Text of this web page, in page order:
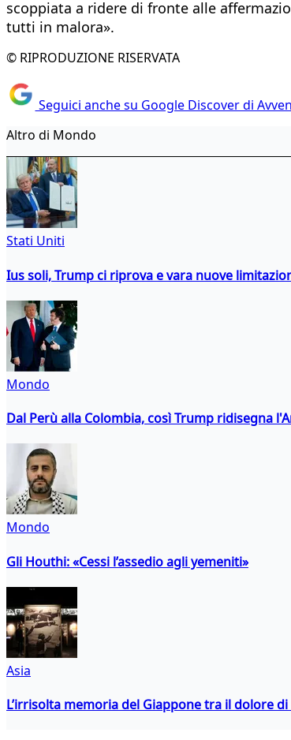
scoppiata a ridere di fronte alle
tutti in malora».
© RIPRODUZIONE RISERVATA
Seguici anche su Google Discover di
Altro di Mondo
Stati Uniti
Ius soli, Trump ci riprova e vara nuove
Mondo
Dal Perù alla Colombia, così Trump ridisegna
Mondo
Gli Houthi: «Cessi l’assedio agli yemeniti»
Asia
L’irrisolta memoria del Giappone tra il dolore